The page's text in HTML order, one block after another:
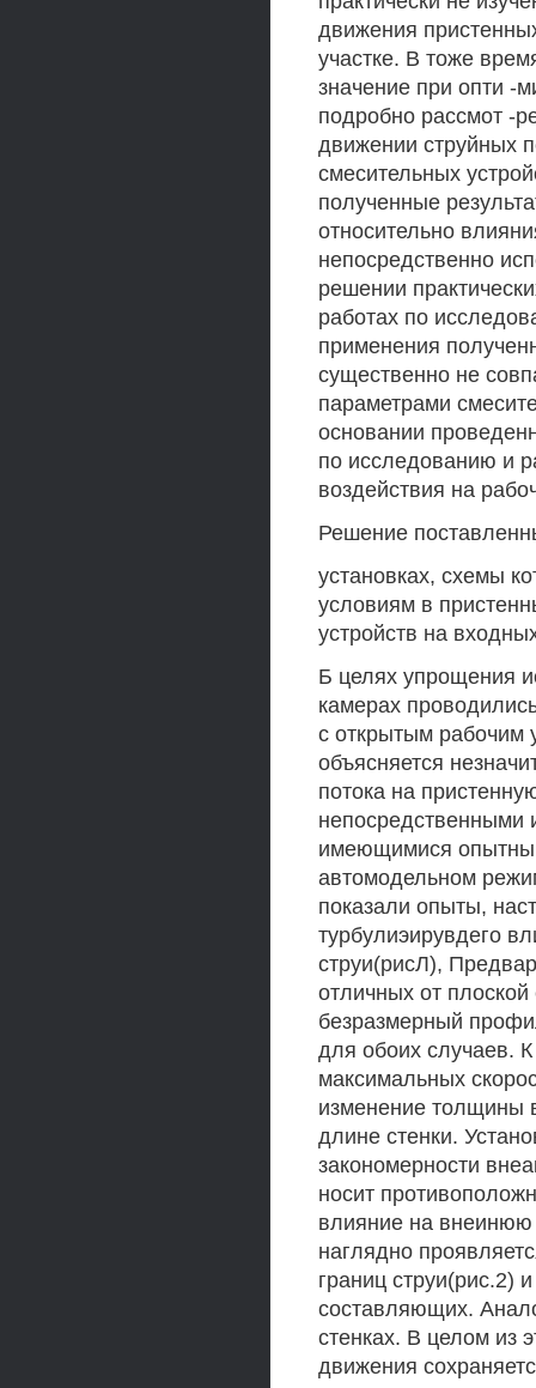
движения
участке. В тоже
значение при опти -
подробно рассмот -
движении струйных
смесительных
полученные
относительно
непосредственно
решении
работах по
применения
существенно не
параметрами
основании
по исследованию и
воздействия на
Решение
установках, схемы
условиям в
устройств на
Б целях упрощения
камерах
с открытым рабочим
объясняется
потока на
непосредственными
имеющимися
автомодельном
показали опыты,
турбулиэирувдего
струи(рисЛ),
отличных от плоской
безразмерный
для обоих случаев.
максимальных
изменение толщины
длине стенки.
закономерности
носит
влияние на внеинюю
наглядно
границ струи(рис.2)
составляющих.
стенках. В целом из
движения